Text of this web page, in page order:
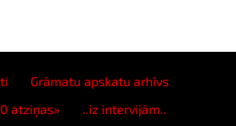
Grāmatu apskatu arhīvs
atziņas»
..iz intervijām..